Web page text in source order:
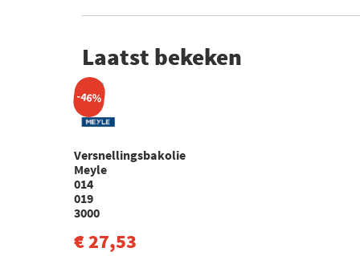
Laatst bekeken
-46%
Versnellingsbakolie
Meyle
014
019
3000
€ 27,53